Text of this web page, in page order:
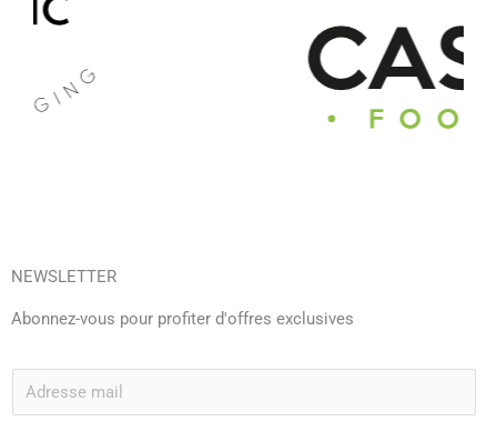
NEWSLETTER
Abonnez-vous pour profiter d'offres exclusives
m